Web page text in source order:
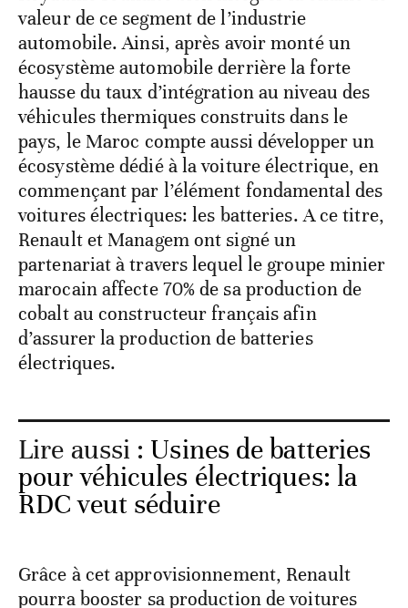
valeur de ce segment de l’industrie
automobile. Ainsi, après avoir monté un
écosystème automobile derrière la forte
hausse du taux d’intégration au niveau des
véhicules thermiques construits dans le
pays, le Maroc compte aussi développer un
écosystème dédié à la voiture électrique, en
commençant par l’élément fondamental des
voitures électriques: les batteries. A ce titre,
Renault et Managem ont signé un
partenariat à travers lequel le groupe minier
marocain affecte 70% de sa production de
cobalt au constructeur français afin
d’assurer la production de batteries
électriques.
Lire aussi : Usines de batteries
pour véhicules électriques: la
RDC veut séduire
Grâce à cet approvisionnement, Renault
pourra booster sa production de voitures